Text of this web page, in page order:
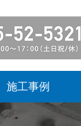
施工事例